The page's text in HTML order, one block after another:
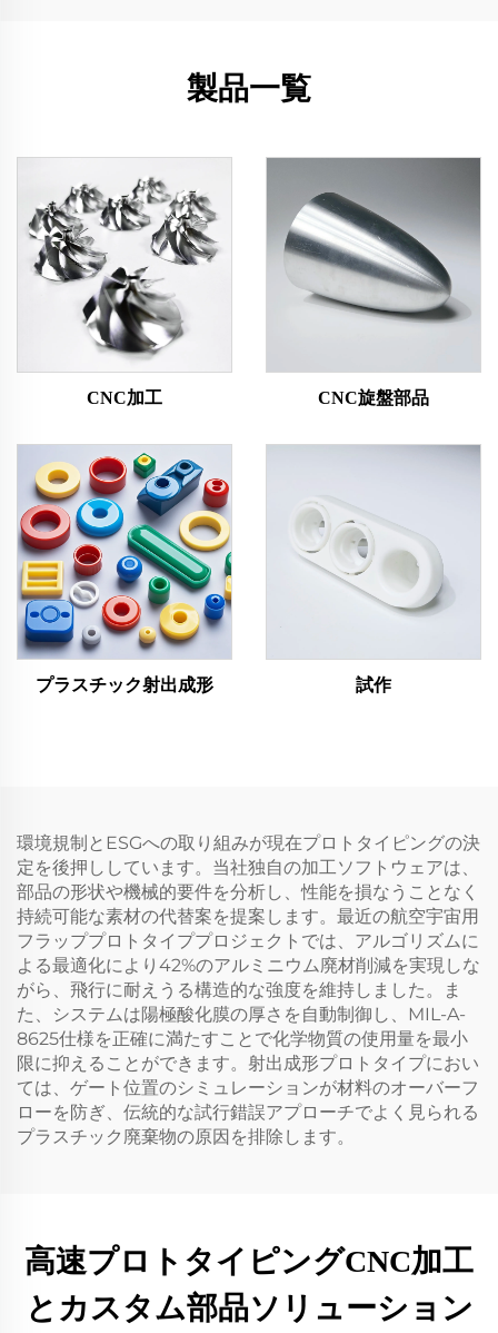
製品一覧
CNC加工 CNC旋盤部品
プラスチック射出成形 試作
環境規制とESGへの取り組みが現在プロトタイピングの決
定を後押ししています。当社独自の加工ソフトウェアは、
部品の形状や機械的要件を分析し、性能を損なうことなく
持続可能な素材の代替案を提案します。最近の航空宇宙用
フラッププロトタイププロジェクトでは、アルゴリズムに
よる最適化により42%のアルミニウム廃材削減を実現しな
がら、飛行に耐えうる構造的な強度を維持しました。ま
た、システムは陽極酸化膜の厚さを自動制御し、MIL-A-
8625仕様を正確に満たすことで化学物質の使用量を最小
限に抑えることができます。射出成形プロトタイプにおい
ては、ゲート位置のシミュレーションが材料のオーバーフ
ローを防ぎ、伝統的な試行錯誤アプローチでよく見られる
プラスチック廃棄物の原因を排除します。
高速プロトタイピングCNC加工
とカスタム部品ソリューション